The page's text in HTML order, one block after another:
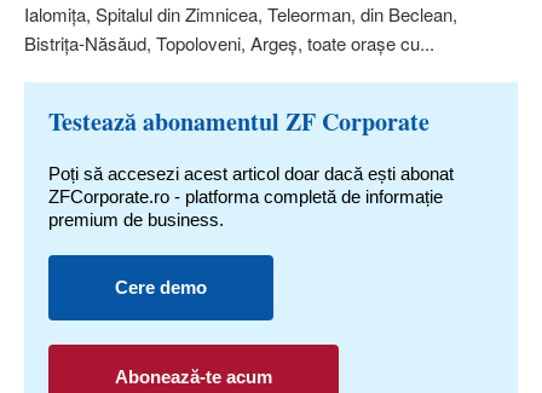
Ialomiţa, Spitalul din Zimnicea, Teleorman, din Beclean,
Bistriţa-Năsăud, Topoloveni, Argeş, toate oraşe cu...
Testează abonamentul ZF Corporate
Poți să accesezi acest articol doar dacă ești abonat
ZFCorporate.ro - platforma completă de informație
premium de business.
Cere demo
Abonează-te acum